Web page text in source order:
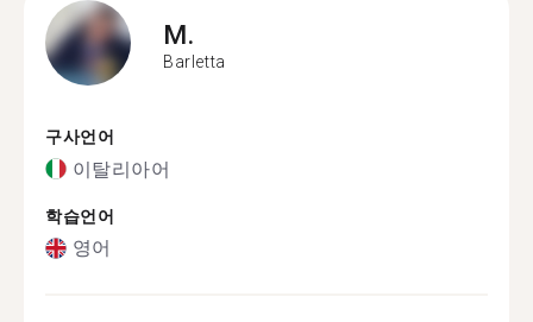
M.
Barletta
구사언어
이탈리아어
학습언어
영어